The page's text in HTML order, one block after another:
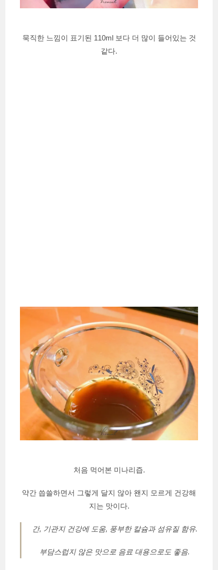
묵직한 느낌이 표기된 110ml 보다 더 많이 들어있는 것
같다.
처음 먹어본 미나리즙.
약간 씁쓸하면서 그렇게 달지 않아 왠지 모르게 건강해
지는 맛이다.
간, 기관지 건강에 도움, 풍부한 칼슘과 섬유질 함유.
부담스럽지 않은 맛으로 음료 대용으로도 좋음.